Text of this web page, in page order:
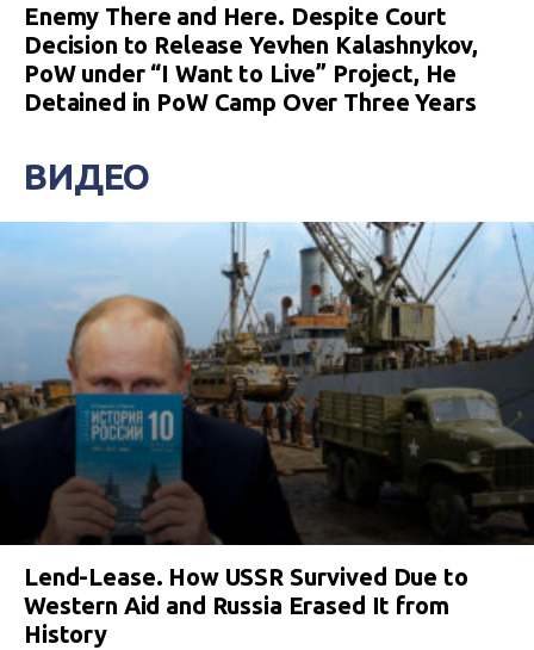
Enemy There and Here. Despite Court
Decision to Release Yevhen Kalashnykov,
PoW under “I Want to Live” Project, He
Detained in PoW Camp Over Three Years
ВИДЕО
Lend-Lease. How USSR Survived Due to
Western Aid and Russia Erased It from
History